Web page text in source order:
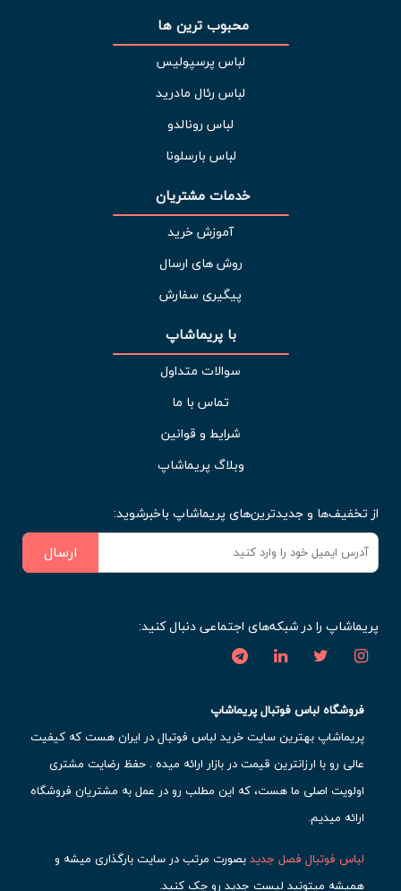
محبوب ترین ها
لباس پرسپولیس
لباس رئال مادرید
لباس رونالدو
لباس بارسلونا
خدمات مشتریان
آموزش خرید
روش های ارسال
پیگیری سفارش
با پریماشاپ
سوالات متداول
تماس با ما
شرایط و قوانین
وبلاگ پریماشاپ
از تخفیف‌ها و جدیدترین‌های پریماشاپ باخبرشوید:
ارسال
پریماشاپ را در شبکه‌های اجتماعی دنبال کنید:
فروشگاه لباس فوتبال پریماشاپ
پریماشاپ بهترین سایت خرید لباس فوتبال در ایران هست که کیفیت
عالی رو با ارزانترین قیمت در بازار ارائه میده . حفظ رضایت مشتری
اولویت اصلی ما هست، که این مطلب رو در عمل به مشتریان فروشگاه
ارائه میدیم.
لباس فوتبال فصل جدیدبصورت مرتب در سایت بارگذاری میشه و
همیشه میتونید لیست جدید رو چک کنید.